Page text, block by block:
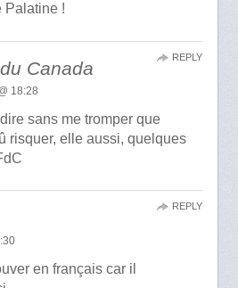
Palatine !
Canada
18:28
sans me tromper que
risquer, elle aussi, quelques
REPLY
en français car il
REPLY